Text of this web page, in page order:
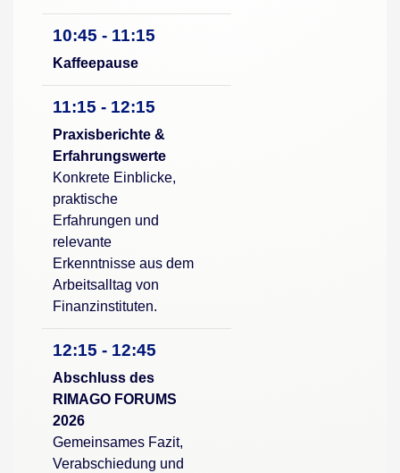
10:45 - 11:15
Kaffeepause
11:15 - 12:15
Praxisberichte &
Erfahrungswerte
Konkrete Einblicke,
praktische
Erfahrungen und
relevante
Erkenntnisse aus dem
Arbeitsalltag von
Finanzinstituten.
12:15 - 12:45
Abschluss des
RIMAGO FORUMS
2026
Gemeinsames Fazit,
Verabschiedung und